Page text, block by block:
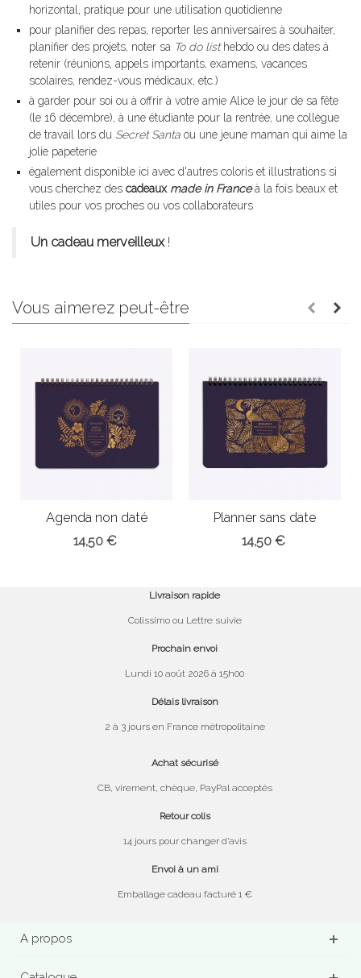
horizontal, pratique pour une utilisation quotidienne
pour planifier des repas, reporter les anniversaires à souhaiter,
planifier des projets, noter sa To do listhebdo ou des dates à
retenir (réunions, appels importants, examens, vacances
scolaires, rendez-vous médicaux, etc.)
à garder pour soi ou à offrir à votre amie Alice le jour de sa fête
(le 16 décembre), à une étudiante pour la rentrée, une collègue
de travail lors du Secret Santa ou une jeune maman qui aime la
jolie papeterie
également disponible ici avec d'autres coloris et illustrations si
vous cherchez des cadeaux made in Franceà la fois beaux et
utiles pour vos proches ou vos collaborateurs
Un cadeau merveilleux!
Vous aimerez peut-être
Agenda non daté
(modèle Solar)
14,50 €
Planner sans date
(modèle Paon...
14,50 €
Livraison rapide
Colissimo ou Lettre suivie
Prochain envoi
Lundi 10 août 2026 à 15h00
Délais livraison
2 à 3 jours en France métropolitaine
Achat sécurisé
CB, virement, chèque, PayPal acceptés
Retour colis
14 jours pour changer d’avis
Envoi à un ami
Emballage cadeau facturé 1 €
A propos